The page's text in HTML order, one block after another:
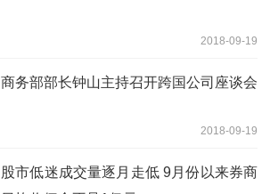
2018-09-19
商务部部长钟山主持召开跨国公司座谈会
2018-09-19
股市低迷成交量逐月走低 9月份以来券商